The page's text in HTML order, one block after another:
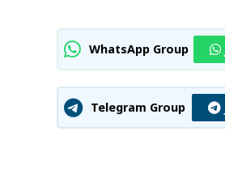
WhatsApp Group
Telegram Group